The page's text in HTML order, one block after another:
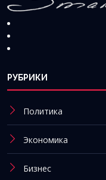
РУБРИКИ
Политика
Экономика
Бизнес